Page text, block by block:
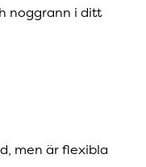
noggrann i ditt
men är flexibla